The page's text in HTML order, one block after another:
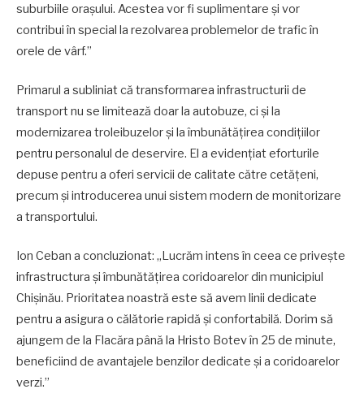
suburbiile orașului. Acestea vor fi suplimentare și vor
contribui în special la rezolvarea problemelor de trafic în
orele de vârf.”
Primarul a subliniat că transformarea infrastructurii de
transport nu se limitează doar la autobuze, ci și la
modernizarea troleibuzelor și la îmbunătățirea condițiilor
pentru personalul de deservire. El a evidențiat eforturile
depuse pentru a oferi servicii de calitate către cetățeni,
precum și introducerea unui sistem modern de monitorizare
a transportului.
Ion Ceban a concluzionat: „Lucrăm intens în ceea ce privește
infrastructura și îmbunătățirea coridoarelor din municipiul
Chișinău. Prioritatea noastră este să avem linii dedicate
pentru a asigura o călătorie rapidă și confortabilă. Dorim să
ajungem de la Flacăra până la Hristo Botev în 25 de minute,
beneficiind de avantajele benzilor dedicate și a coridoarelor
verzi.”